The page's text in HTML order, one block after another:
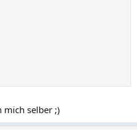
mich selber ;)